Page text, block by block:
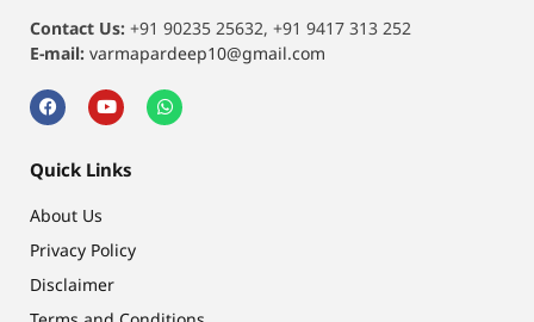
Contact Us: +91 90235 25632, +91 9417 313 252
E-mail: varmapardeep10@gmail.com
Quick Links
About Us
Privacy Policy
Disclaimer